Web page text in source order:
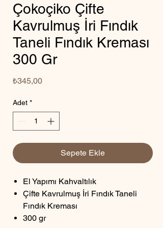
Çokoçiko Çifte
Kavrulmuş İri Fındık
Taneli Fındık Kreması
300 Gr
₺345,00Fiyat
Adet *
Sepete Ekle
El Yapımı Kahvaltılık
Çifte Kavrulmuş İri Fındık Taneli
Fındık Kreması
300 gr